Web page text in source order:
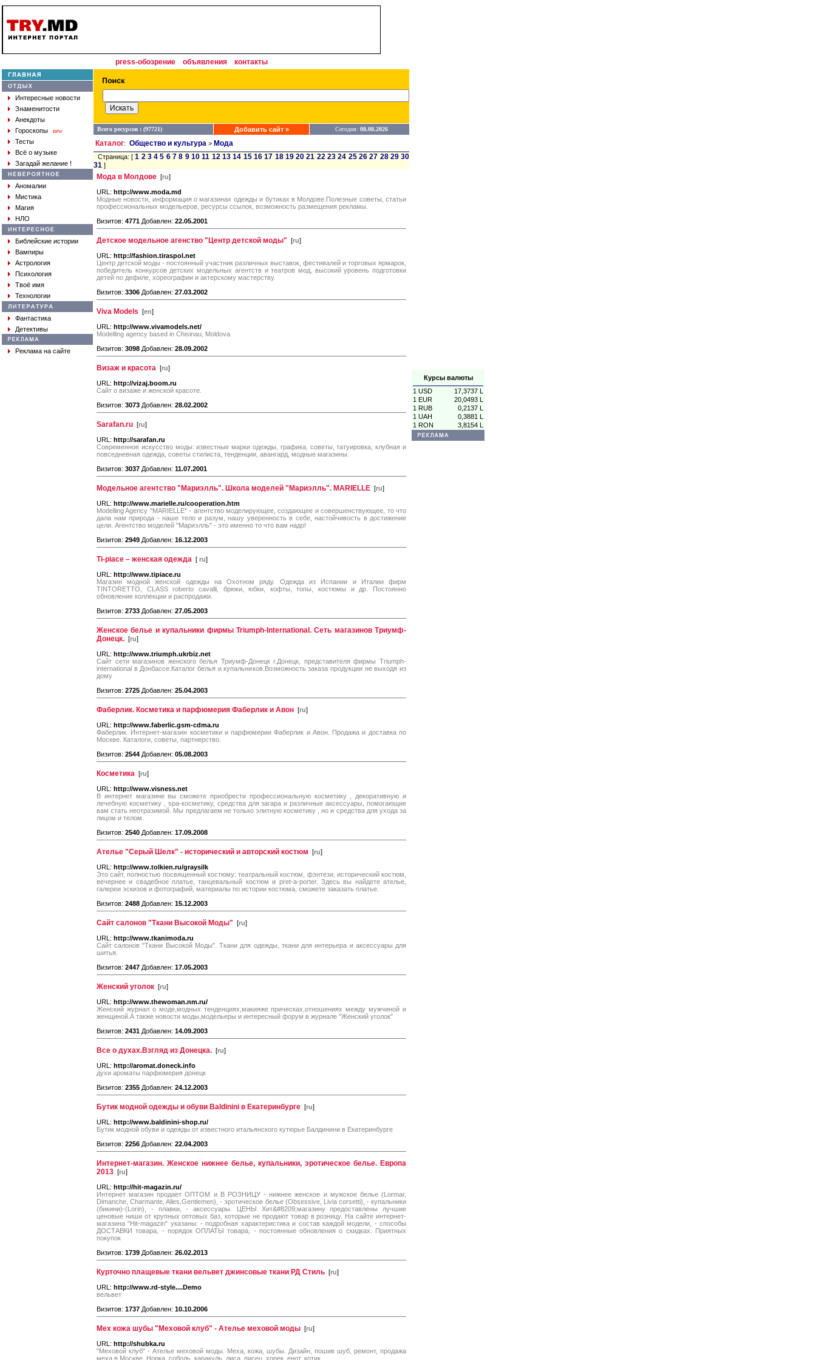
Курсы валюты
1 USD
17,3737 L
1 EUR
20,0493 L
1 RUB
0,2137 L
1 UAH
0,3881 L
1 RON
3,8154 L
press-обозрение объявления контакты
Интересные новости
Знаменитости
Анекдоты
Гороскопы
new
Тесты
Всё о музыке
Загадай желание !
Аномалии
Мистика
Магия
НЛО
Библейские истории
Вампиры
Астрология
Психология
Твоё имя
Технологии
Фантастика
Детективы
Реклама на сайте
Всего ресурсов : (97721) Добавить сайт » Сегодня: 08.08.2026
Каталог: Общество и культура > Мода
Страница: [1 2 3 4 5 6 7 8 9 10 11 12 13 14 15 16 17 18 19 20 21 22 23 24 25 26 27 28 29 30
31 ]
Мода в Молдове [ru]
URL: http://www.moda.md
Модные новости, информация о магазинах одежды и бутиках в Молдове.Полезные советы, статьи
профессиональных модельеров, ресурсы ссылок, возможность размещения рекламы.
Визитов: 4771 Добавлен: 22.05.2001
Детское модельное агенство "Центр детской моды" [ru]
URL: http://fashion.tiraspol.net
Центр детской моды - постоянный участник различных выставок, фестивалей и торговых ярмарок,
победитель конкурсов детских модельных агентств и театров мод, высокий уровень подготовки
детей по дефиле, хореографии и актерскому мастерству.
Визитов: 3306 Добавлен: 27.03.2002
Viva Models [en]
URL: http://www.vivamodels.net/
Modelling agency based in Chisinau, Moldova
Визитов: 3098 Добавлен: 28.09.2002
Визаж и красота [ru]
URL: http://vizaj.boom.ru
Сайт о визаже и женской красоте.
Визитов: 3073 Добавлен: 28.02.2002
Sarafan.ru [ru]
URL: http://sarafan.ru
Современное искусство моды: известные марки одежды, графика, советы, татуировка, клубная и
повседневная одежда, советы стилиста, тенденции, авангард, модные магазины.
Визитов: 3037 Добавлен: 11.07.2001
Модельное агентство "Мариэлль". Школа моделей "Мариэлль". MARIELLE [ru]
URL: http://www.marielle.ru/cooperation.htm
Modelling Agency "MARIELLE" - агентство моделирующее, создающее и совершенствующее, то что
дала нам природа - наше тело и разум, нашу уверенность в себе, настойчивость в достижение
цели. Агентство моделей "Мариэлль" - это именно то что вам надо!
Визитов: 2949 Добавлен: 16.12.2003
Ti-piace – женская одежда [ ru]
URL: http://www.tipiace.ru
Магазин модной женской одежды на Охотном ряду. Одежда из Испании и Италии фирм
TINTORETTO, CLASS roberto cavalli, брюки, юбки, кофты, топы, костюмы и др. Постоянно
обновление коллекции и распродажи.
Визитов: 2733 Добавлен: 27.05.2003
Женское белье и купальники фирмы Triumph-International. Сеть магазинов Tриумф-
Донецк. [ru]
URL: http://www.triumph.ukrbiz.net
Сайт сети магазинов женского белья Триумф-Донецк г.Донецк, представителя фирмы Triumph-
international в Донбассе.Каталог белья и купальников.Возможность заказа продукции не выходя из
дому
Визитов: 2725 Добавлен: 25.04.2003
Фаберлик. Косметика и парфюмерия Фаберлик и Авон [ru]
URL: http://www.faberlic.gsm-cdma.ru
Фаберлик. Интернет-магазин косметики и парфюмерии Фаберлик и Авон. Продажа и доставка по
Москве. Каталоги, советы, партнерство.
Визитов: 2544 Добавлен: 05.08.2003
Косметика [ru]
URL: http://www.visness.net
В интернет магазине вы сможете приобрести профессиональную кocмeтику , декоративную и
лечебную косметику , spa-косметику, средства для загара и различные аксессуары, помогающие
вам стать неотразимой. Мы предлагаем не только элитную косметику , но и средства для ухода за
лицом и телом.
Визитов: 2540 Добавлен: 17.09.2008
Ателье "Серый Шелк" - исторический и авторский костюм [ru]
URL: http://www.tolkien.ru/graysilk
Это сайт, полностью посвященный костюму: театральный костюм, фэнтези, исторический костюм,
вечернее и свадебное платье, танцевальный костюм и pret-a-porter. Здесь вы найдете ателье,
галереи эскизов и фотографий, материалы по истории костюма, сможете заказать платье.
Визитов: 2488 Добавлен: 15.12.2003
Сайт салонов "Ткани Высокой Моды" [ru]
URL: http://www.tkanimoda.ru
Сайт салонов "Ткани Высокой Моды". Ткани для одежды, ткани для интерьера и аксессуары для
шитья.
Визитов: 2447 Добавлен: 17.05.2003
Женский уголок [ru]
URL: http://www.thewoman.nm.ru/
Женский журнал о моде,модных тенденциях,макияже прическах,отношениях между мужчиной и
женщиной.А также новости моды,модельеры и интересный форум в журнале "Женский уголок"
Визитов: 2431 Добавлен: 14.09.2003
Все о духах.Взгляд из Донецка. [ru]
URL: http://aromat.doneck.info
духи ароматы парфюмерия донецк
Визитов: 2355 Добавлен: 24.12.2003
Бутик модной одежды и обуви Baldinini в Екатеринбурге [ru]
URL: http://www.baldinini-shop.ru/
Бутик модной обуви и одежды от известного итальянского кутюрье Балдинини в Екатеринбурге
Визитов: 2256 Добавлен: 22.04.2003
Интернет-магазин. Женское нижнее белье, купальники, эротическое белье. Европа
2013 [ru]
URL: http://hit-magazin.ru/
Интернет магазин продает ОПТОМ и В РОЗНИЦУ - нижнее женское и мужское белье (Lormar,
Dimanche, Charmante, Alles,Gentlemen), - эротическое белье (Obsessive, Livia corsetti), - купальники
(бикини)-(Lorin), - плавки, - аксессуары. ЦЕНЫ Хит&#8209;магазину предоставлены лучшие
ценовые ниши от крупных оптовых баз, которые не продают товар в розницу. На сайте интернет-
магазина "Hit-magazin" указаны: - подробная характеристика и состав каждой модели, - способы
ДОСТАВКИ товара, - порядок ОПЛАТЫ товара, - постоянные обновления о скидках. Приятных
покупок
Визитов: 1739 Добавлен: 26.02.2013
Курточно плащевые ткани вельвет джинсовые ткани РД Стиль [ru]
URL: http://www.rd-style....Demo
вельвет
Визитов: 1737 Добавлен: 10.10.2006
Мех кожа шубы "Меховой клуб" - Ателье меховой моды [ru]
URL: http://shubka.ru
"Меховой клуб" - Ателье меховой моды. Меха, кожа, шубы. Дизайн, пошив шуб, ремонт, продажа
меха в Москве. Норка, соболь, каракуль, лиса, писец, хорек, енот, котик.